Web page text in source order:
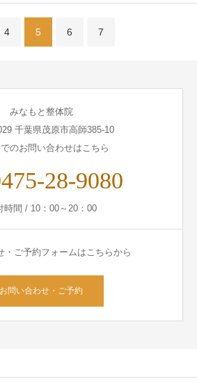
4 5 6 7
みなもと整体院
千葉県茂原市高師385-10
のお問い合わせはこちら
28-9080
時間 / 10：00～20：00
・ご予約フォームはこちらから
お問い合わせ・ご予約